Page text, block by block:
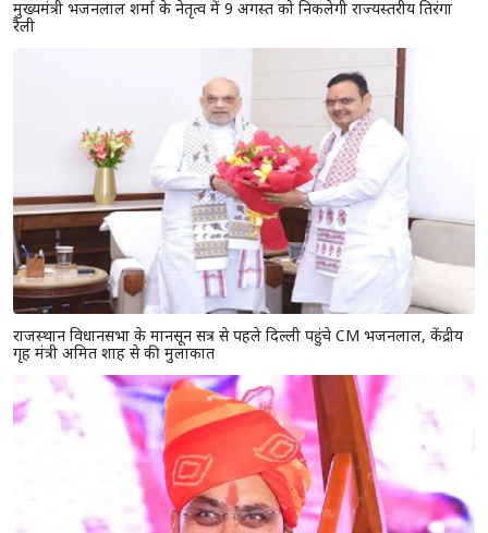
मुख्यमंत्री भजनलाल शर्मा के नेतृत्व में 9 अगस्त को निकलेगी राज्यस्तरीय तिरंगा
रैली
राजस्थान विधानसभा के मानसून सत्र से पहले दिल्ली पहुंचे CM भजनलाल, केंद्रीय
गृह मंत्री अमित शाह से की मुलाकात